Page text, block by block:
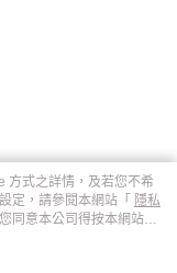
方式之詳情，及若您不希
定，請參閱本網站「 隱私
同意本公司得按本網站使